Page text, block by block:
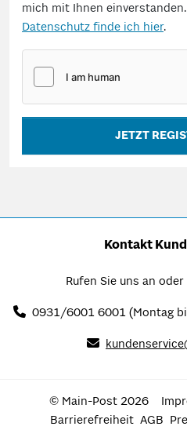
mich mit Ihnen
Datenschutz finde ich hier.
JETZT
Kontakt
Rufen Sie uns an
0931/6001 6001(Montag
© Main-Post 2026
Barrierefreiheit AGB